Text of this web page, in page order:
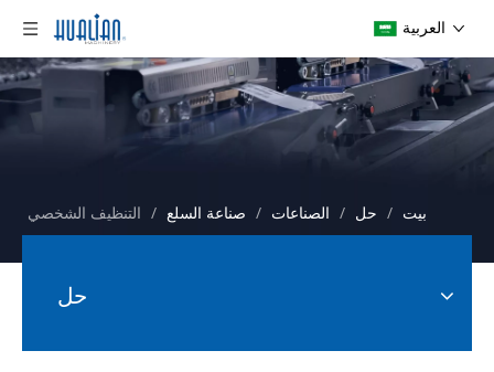
العربية
بيت / حل / الصناعات / صناعة السلع / التنظيف الشخصي
حل